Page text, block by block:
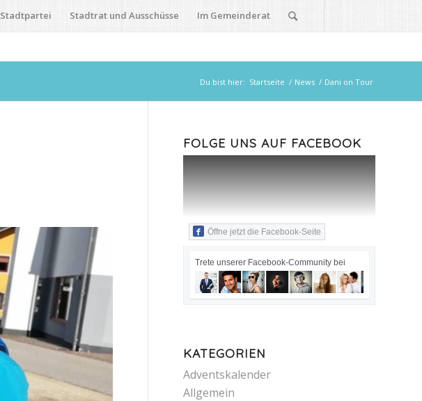
Stadtpartei Stadtrat und Ausschüsse Im Gemeinderat
Du bist hier: Startseite / News / Dani on Tour
FOLGE UNS AUF FACEBOOK
Öffne jetzt die Facebook-Seite
Trete unserer Facebook-Community bei
KATEGORIEN
Adventskalender
Allgemein